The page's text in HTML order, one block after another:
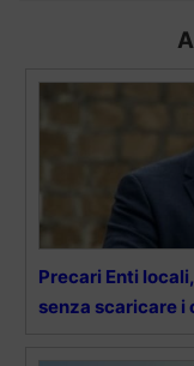
Precari Enti
senza scaricare i